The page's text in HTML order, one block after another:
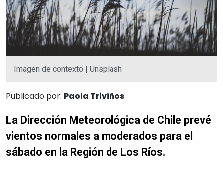
Imagen de contexto | Unsplash
Publicado por: Paola Triviños
La Dirección Meteorológica de Chile prevé
vientos normales a moderados para el
sábado en la Región de Los Ríos.